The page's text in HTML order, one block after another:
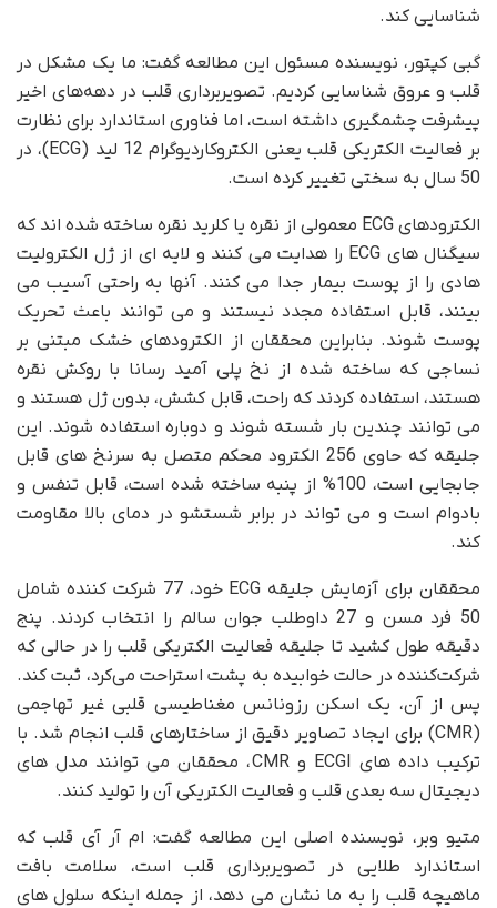
شناسایی کند.
گبی کپتور، نویسنده مسئول این مطالعه گفت: ما یک مشکل در
قلب و عروق شناسایی کردیم. تصویربرداری قلب در دهه‌های اخیر
پیشرفت چشمگیری داشته است، اما فناوری استاندارد برای نظارت
بر فعالیت الکتریکی قلب یعنی الکتروکاردیوگرام 12 لید (ECG)، در
50 سال به سختی تغییر کرده است.
الکترودهای ECG معمولی از نقره یا کلرید نقره ساخته شده اند که
سیگنال های ECG را هدایت می کنند و لایه ای از ژل الکترولیت
هادی را از پوست بیمار جدا می کنند. آنها به راحتی آسیب می
بینند، قابل استفاده مجدد نیستند و می توانند باعث تحریک
پوست شوند. بنابراین محققان از الکترودهای خشک مبتنی بر
نساجی که ساخته شده از نخ پلی آمید رسانا با روکش نقره
هستند، استفاده کردند که راحت، قابل کشش، بدون ژل هستند و
می توانند چندین بار شسته شوند و دوباره استفاده شوند. این
جلیقه که حاوی 256 الکترود محکم متصل به سرنخ های قابل
جابجایی است، 100% از پنبه ساخته شده است، قابل تنفس و
بادوام است و می تواند در برابر شستشو در دمای بالا مقاومت
کند.
محققان برای آزمایش جلیقه ECG خود، 77 شرکت کننده شامل
50 فرد مسن و 27 داوطلب جوان سالم را انتخاب کردند. پنج
دقیقه طول کشید تا جلیقه فعالیت الکتریکی قلب را در حالی که
شرکت‌کننده در حالت خوابیده به پشت استراحت می‌کرد، ثبت کند.
پس از آن، یک اسکن رزونانس مغناطیسی قلبی غیر تهاجمی
(CMR) برای ایجاد تصاویر دقیق از ساختارهای قلب انجام شد. با
ترکیب داده های ECGI و CMR، محققان می توانند مدل های
دیجیتال سه بعدی قلب و فعالیت الکتریکی آن را تولید کنند.
متیو وبر، نویسنده اصلی این مطالعه گفت: ام آر آی قلب که
استاندارد طلایی در تصویربرداری قلب است، سلامت بافت
ماهیچه قلب را به ما نشان می دهد، از جمله اینکه سلول های